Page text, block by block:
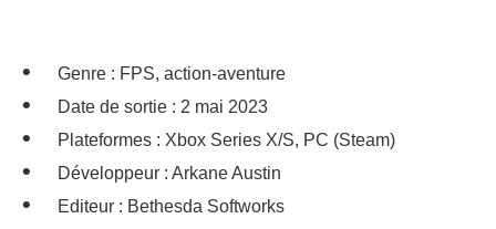
Genre : FPS, action-aventure
Date de sortie : 2 mai 2023
Plateformes : Xbox Series X/S, PC (Steam)
Développeur : Arkane Austin
Editeur : Bethesda Softworks